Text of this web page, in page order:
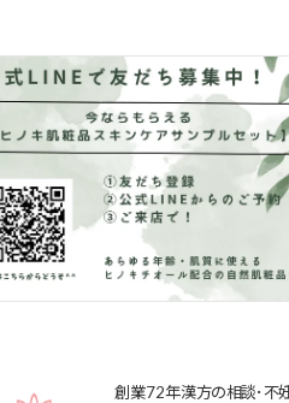
創業72年漢方の相談･不